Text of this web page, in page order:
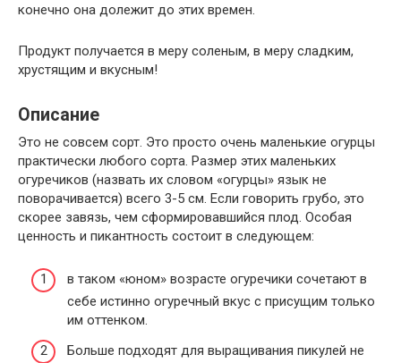
конечно она долежит до этих времен.
Продукт получается в меру соленым, в меру сладким,
хрустящим и вкусным!
Описание
Это не совсем сорт. Это просто очень маленькие огурцы
практически любого сорта. Размер этих маленьких
огуречиков (назвать их словом «огурцы» язык не
поворачивается) всего 3-5 см. Если говорить грубо, это
скорее завязь, чем сформировавшийся плод. Особая
ценность и пикантность состоит в следующем:
в таком «юном» возрасте огуречики сочетают в
себе истинно огуречный вкус с присущим только
им оттенком.
Больше подходят для выращивания пикулей не